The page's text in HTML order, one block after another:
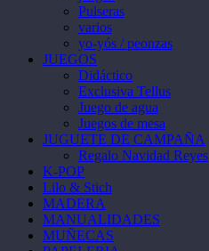
Pulseras
varios
yo-yós / peonzas
JUEGOS
Didáctico
Exclusiva Tellus
Juego de agua
Juegos de mesa
JUGUETE DE CAMPAÑA
Regalo Navidad Reyes
K-POP
Lilo & Stich
MADERA
MANUALIDADES
MUÑECAS